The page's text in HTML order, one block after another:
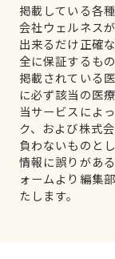
掲載している各
会社ウェルネス
出来るだけ正確
全に保証するも
掲載されている
に必ず該当の医
当サービスによ
ク、および株式
負わないものとし
情報に誤りがあ
ォームより編集
たします。